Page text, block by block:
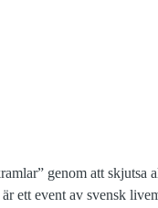
genom att
ett event av svensk